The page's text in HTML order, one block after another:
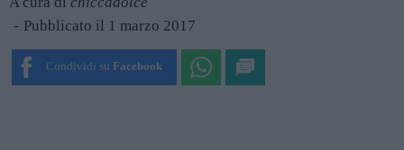
Pubblicato il 1 marzo 2017
Condividi su Facebook